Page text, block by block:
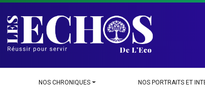
NOS CHRONIQUES NOS PORTRAITS ET